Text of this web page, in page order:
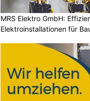
MRS Elektro GmbH:
Elektroinstallationen für